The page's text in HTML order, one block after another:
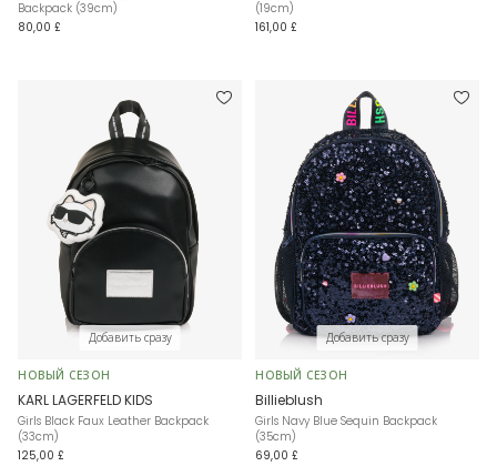
Backpack (39cm)
80,00 £
(19cm)
161,00 £
Добавить сразу
НОВЫЙ СЕЗОН
KARL LAGERFELD KIDS
Girls Black Faux Leather Backpack
(33cm)
125,00 £
Добавить сразу
НОВЫЙ СЕЗОН
Billieblush
Girls Navy Blue Sequin Backpack
(35cm)
69,00 £